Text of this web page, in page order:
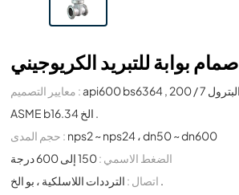
صمام بوابة للتبريد الكريوجيني
معايير التصميم :api600 bs6364 , شل جمعية مهندسي البترول 7 / 200 ،
ASME b16.34 الخ .
حجم المدى : nps2 ~ nps24 ، dn50 ~ dn600
الضغط الاسمي :150 إلى 600 درجة
اتصال : الترددات اللاسلكية ، بو الخ .